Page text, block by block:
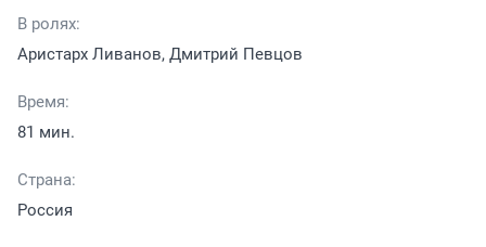
В ролях:
Аристарх Ливанов, Дмитрий Певцов
Время:
81 мин.
Страна:
Россия